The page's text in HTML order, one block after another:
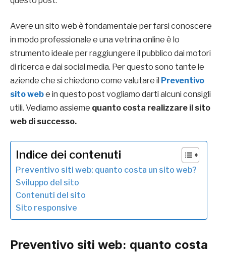
Avere un sito web è fondamentale per farsi conoscere
in modo professionale e una vetrina online è lo
strumento ideale per raggiungere il pubblico dai motori
di ricerca e dai social media. Per questo sono tante le
aziende che si chiedono come valutare il Preventivo
sito webe in questo post vogliamo darti alcuni consigli
utili. Vediamo assieme quanto costa realizzare il sito
web di successo.
Indice dei contenuti
Preventivo siti web: quanto costa un sito web?
Sviluppo del sito
Contenuti del sito
Sito responsive
Preventivo siti web: quanto costa